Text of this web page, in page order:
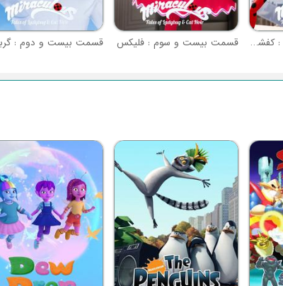
قسمت بیست و چهارم : کفشدوزک قسمت بیست و سوم : فلیکس